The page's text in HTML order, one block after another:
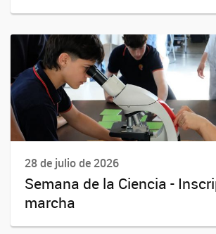
28 de julio de 2026
Semana de la Ciencia -
marcha